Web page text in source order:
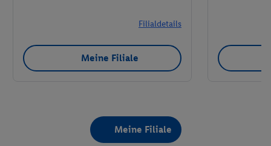
Filialdetails
Meine Filiale
Meine Filiale